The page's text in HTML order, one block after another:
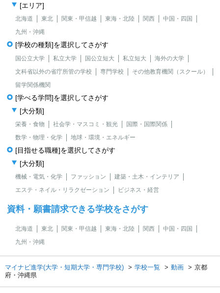
[エリア]
北海道 東北 関東・甲信越 東海・北陸 関西
中国・四国
九州・沖縄
[学校の種類]を選択してさがす
国公立大学 私立大学 国公立短大 私立短大
海外の大学
文科省以外の省庁所管の学校
専門学校
その他教育機関（スクール）
留学関係機関
[学べる学問]を選択してさがす
[大分類]
栄養・食物 社会学・マスコミ・観光
国際・国際関係
数学・物理・化学
地球・環境・エネルギー
[目指せる職種]を選択してさがす
[大分類]
機械・電気・化学 ファッション
建築・土木・インテリア
エステ・ネイル・リラクゼーション
ビジネス・経営
資料・願書請求できる学校をさがす
北海道 東北 関東・甲信越 東海・北陸 関西
中国・四国
九州・沖縄
マイナビ進学(大学・短期大学・専門学校) 学校一覧 動画
京都
府・沖縄県